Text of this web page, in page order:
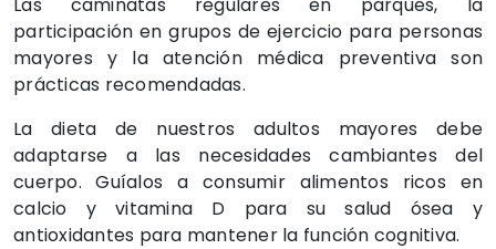
participación en grupos de ejercicio para personas
mayores y la atención médica preventiva son
prácticas recomendadas.
La dieta de nuestros adultos mayores debe
adaptarse a las necesidades cambiantes del
cuerpo. Guíalos a consumir alimentos ricos en
calcio y vitamina D para su salud ósea y
antioxidantes para mantener la función cognitiva.